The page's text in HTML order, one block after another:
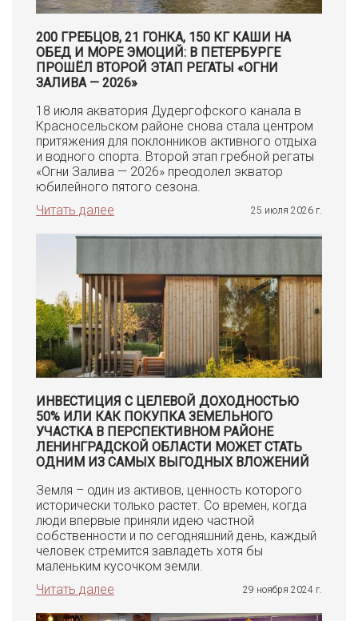
200 ГРЕБЦОВ, 21 ГОНКА, 150 КГ КАШИ НА
ОБЕД И МОРЕ ЭМОЦИЙ: В ПЕТЕРБУРГЕ
ПРОШЁЛ ВТОРОЙ ЭТАП РЕГАТЫ «ОГНИ
ЗАЛИВА — 2026»
18 июля акватория Дудергофского канала в
Красносельском районе снова стала центром
притяжения для поклонников активного отдыха
и водного спорта. Второй этап гребной регаты
«Огни Залива — 2026» преодолел экватор
юбилейного пятого сезона.
Читать далее
25 июля 2026 г.
ИНВЕСТИЦИЯ С ЦЕЛЕВОЙ ДОХОДНОСТЬЮ
50% ИЛИ КАК ПОКУПКА ЗЕМЕЛЬНОГО
УЧАСТКА В ПЕРСПЕКТИВНОМ РАЙОНЕ
ЛЕНИНГРАДСКОЙ ОБЛАСТИ МОЖЕТ СТАТЬ
ОДНИМ ИЗ САМЫХ ВЫГОДНЫХ ВЛОЖЕНИЙ
Земля – один из активов, ценность которого
исторически только растет. Со времен, когда
люди впервые приняли идею частной
собственности и по сегодняшний день, каждый
человек стремится завладеть хотя бы
маленьким кусочком земли.
Читать далее
29 ноября 2024 г.